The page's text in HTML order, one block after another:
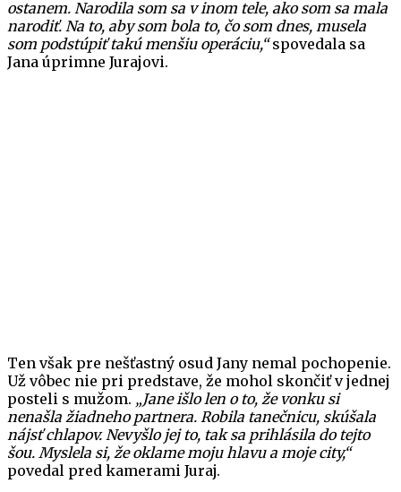
ostanem. Narodila som sa v inom tele, ako som sa mala
narodiť. Na to, aby som bola to, čo som dnes, musela
som podstúpiť takú menšiu operáciu,“spovedala sa
Jana úprimne Jurajovi.
Ten však pre nešťastný osud Jany nemal pochopenie.
Už vôbec nie pri predstave, že mohol skončiť v jednej
posteli s mužom. „Jane išlo len o to, že vonku si
nenašla žiadneho partnera. Robila tanečnicu, skúšala
nájsť chlapov. Nevyšlo jej to, tak sa prihlásila do tejto
šou. Myslela si, že oklame moju hlavu a moje city,“
povedal pred kamerami Juraj.